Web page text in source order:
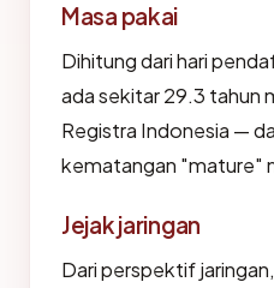
Masa pakai
Dihitung dari hari
ada sekitar 29.3 tahun
Registra Indonesia —
kematangan "mature"
Jejak jaringan
Dari perspektif